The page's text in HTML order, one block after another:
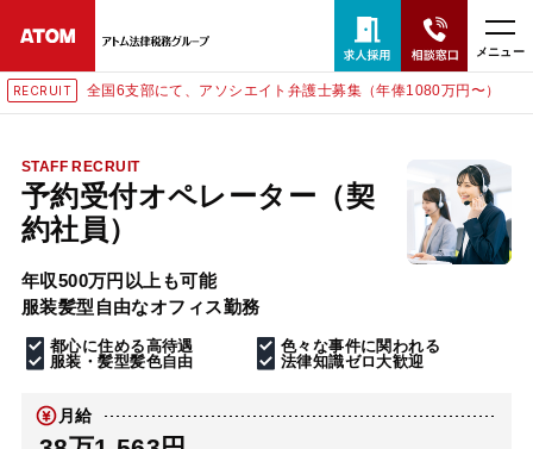
メニュー
RECRUIT 全国6支部にて、アソシエイト弁護士募集（年俸1080万円〜）
STAFF RECRUIT
予約受付オペレーター（契
約社員）
年収500万円以上も可能
服装髪型自由なオフィス勤務
都心に住める高待遇
色々な事件に関われる
服装・髪型髪色自由
法律知識ゼロ大歓迎
月給
24時間365日全国対応
無料相談窓口はこちら
電話・LINE・メールで相談予約受付中
ホーム
取扱分野
解決実績